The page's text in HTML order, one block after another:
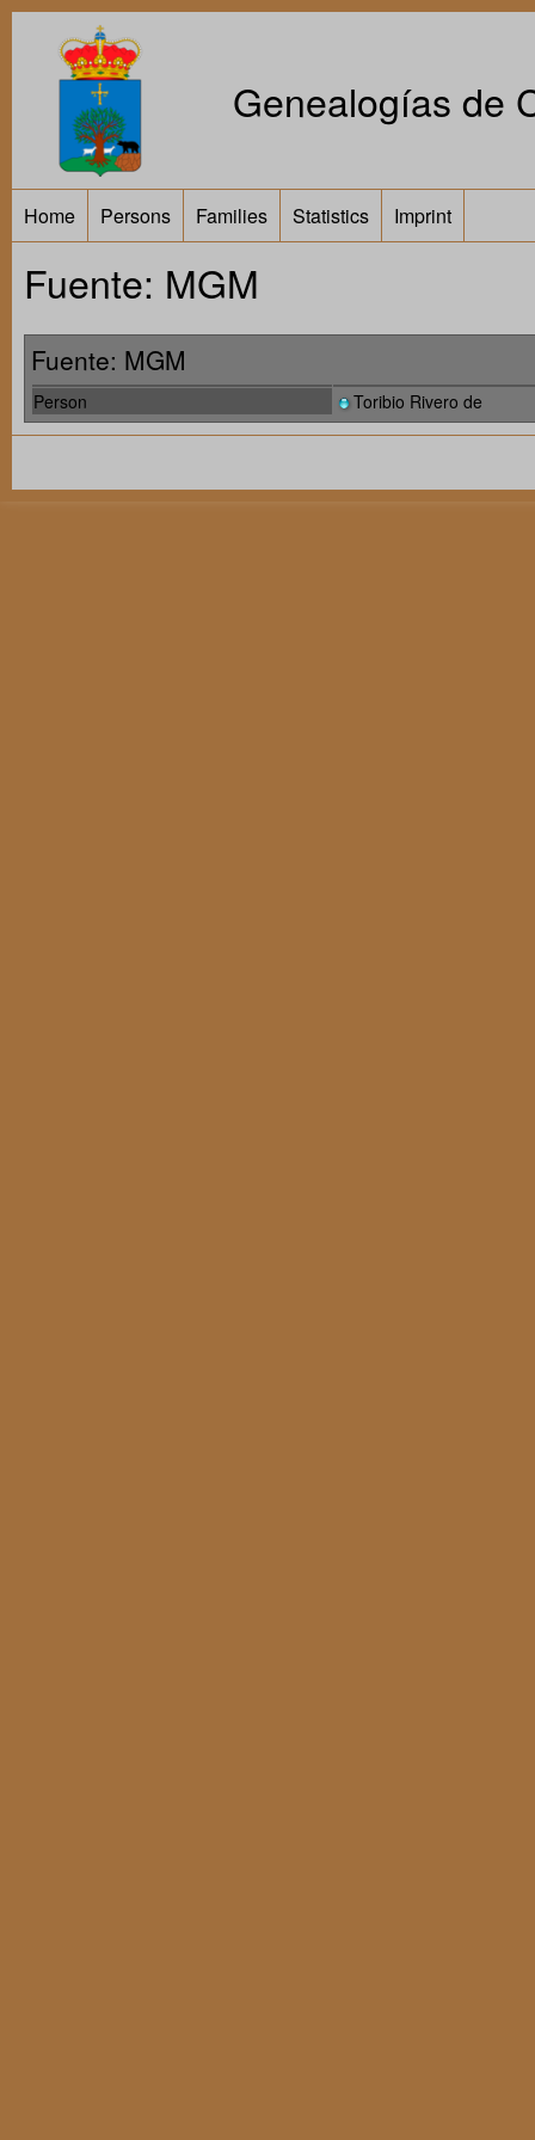
Genealogías de
Home Persons Families Statistics Imprint
Fuente: MGM
Fuente: MGM
Person Toribio Rivero de